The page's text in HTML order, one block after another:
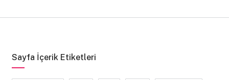
Sayfa İçerik Etiketleri